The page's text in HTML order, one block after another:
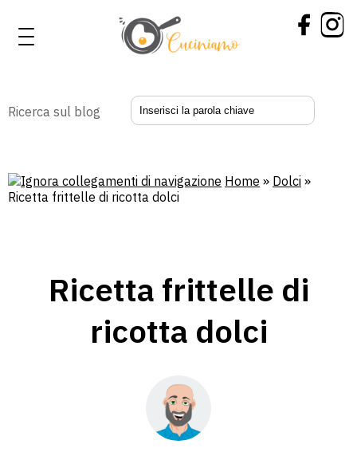
Ricerca sul blog
Home » Dolci »
Ricetta frittelle di ricotta dolci
Ricetta frittelle di
ricotta dolci